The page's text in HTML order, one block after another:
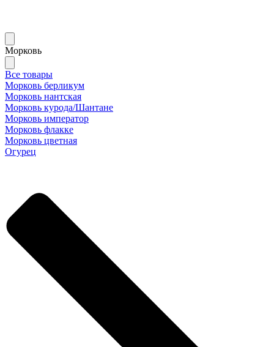
Морковь
Все товары
Морковь берликум
Морковь нантская
Морковь курода/Шантане
Морковь император
Морковь флакке
Морковь цветная
Огурец